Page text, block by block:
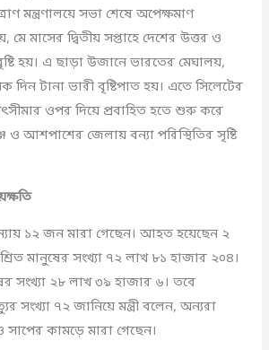
মন্ত্রণালয়ে সভা শেষে অপেক্ষমাণ
মে মাসের দ্বিতীয় সপ্তাহে দেশের উত্তর ও
হয়। এ ছাড়া উজানে ভারতের মেঘালয়,
দিন টানা ভারী বৃষ্টিপাত হয়। এতে সিলেটের
ওপর দিয়ে প্রবাহিত হতে শুরু করে
ও আশপাশের জেলায় বন্যা পরিস্থিতির সৃষ্টি
বন্যায় ১২ জন মারা গেছেন। আহত হয়েছেন ২
মানুষের সংখ্যা ৭২ লাখ ৮১ হাজার ২০৪।
সংখ্যা ২৮ লাখ ৩৯ হাজার ৬। তবে
সংখ্যা ৭২ জানিয়ে মন্ত্রী বলেন, অন্যরা
কামড়ে মারা গেছেন।